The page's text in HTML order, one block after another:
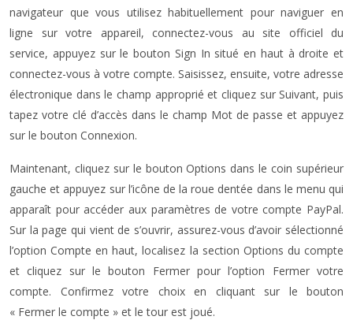
navigateur que vous utilisez habituellement pour naviguer en
ligne sur votre appareil, connectez-vous au site officiel du
service, appuyez sur le bouton Sign In situé en haut à droite et
connectez-vous à votre compte. Saisissez, ensuite, votre adresse
électronique dans le champ approprié et cliquez sur Suivant, puis
tapez votre clé d’accès dans le champ Mot de passe et appuyez
sur le bouton Connexion.
Maintenant, cliquez sur le bouton Options dans le coin supérieur
gauche et appuyez sur l’icône de la roue dentée dans le menu qui
apparaît pour accéder aux paramètres de votre compte PayPal.
Sur la page qui vient de s’ouvrir, assurez-vous d’avoir sélectionné
l’option Compte en haut, localisez la section Options du compte
et cliquez sur le bouton Fermer pour l’option Fermer votre
compte. Confirmez votre choix en cliquant sur le bouton
« Fermer le compte » et le tour est joué.